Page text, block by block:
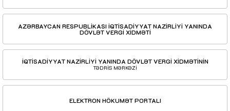
AZƏRBAYCAN RESPUBLİKASI İQTİSADİYYAT NAZİRLİYİ YANINDA
DÖVLƏT VERGİ XİDMƏTİ
İQTİSADİYYAT NAZİRLİYİ YANINDA DÖVLƏT VERGİ XİDMƏTİNİN
TƏDRİS MƏRKƏZİ
ELEKTRON HÖKUMƏT PORTALI